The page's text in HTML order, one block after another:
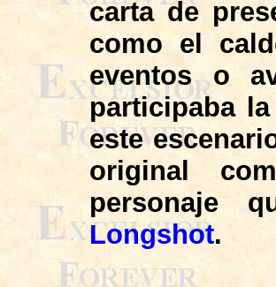
carta de
como el
eventos o
participaba
este
original
personaje
Longshot.